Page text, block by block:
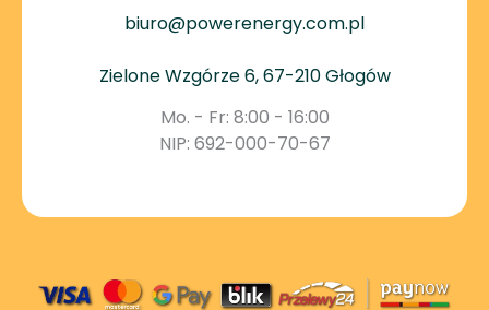
biuro@powerenergy.com.pl
Zielone Wzgórze 6, 67-210 Głogów
Mo. - Fr: 8:00 - 16:00
NIP: 692-000-70-67